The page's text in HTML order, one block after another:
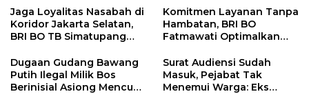
Kewenangan Mutlak di
Tangan Presiden
Jaga Loyalitas Nasabah di
Koridor Jakarta Selatan,
BRI BO TB Simatupang
Komitmen Layanan Tanpa
Hambatan, BRI BO
Fatmawati Optimalkan
Setiap Lini
Dugaan Gudang Bawang
Putih Ilegal Milik Bos
Berinisial Asiong Mencuat,
Surat Audiensi Sudah
Masuk, Pejabat Tak
Menemui Warga: Eks